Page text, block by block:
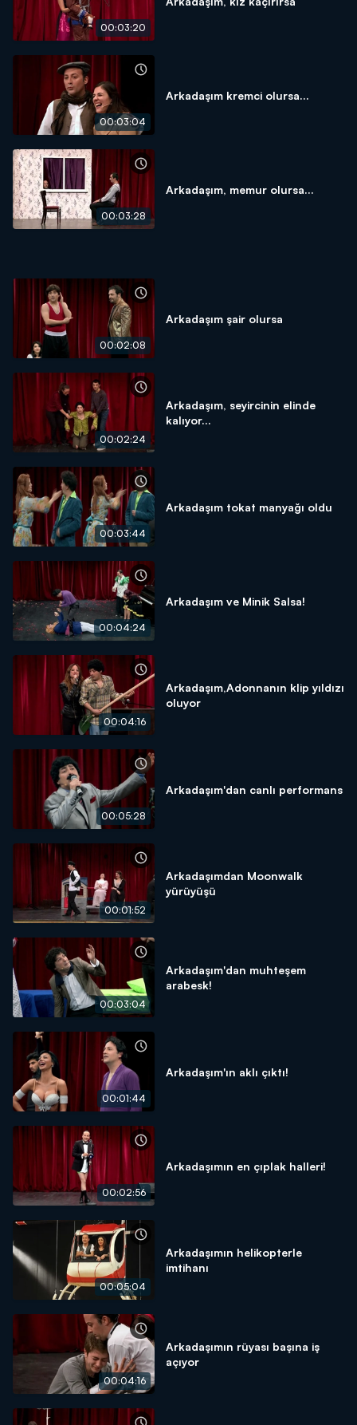
00:03:20
00:03:04
Arkadaşım kremci olursa...
00:03:28
Arkadaşım, memur olursa...
00:02:08
Arkadaşım şair olursa
00:02:24
Arkadaşım, seyircinin elinde
kalıyor...
00:03:44
Arkadaşım tokat manyağı oldu
00:04:24
Arkadaşım ve Minik Salsa!
00:04:16
Arkadaşım,Adonnanın klip yıldızı
oluyor
00:05:28
Arkadaşım'dan canlı performans
00:01:52
Arkadaşımdan Moonwalk
yürüyüşü
00:03:04
Arkadaşım'dan muhteşem
arabesk!
00:01:44
Arkadaşım'ın aklı çıktı!
00:02:56
Arkadaşımın en çıplak halleri!
00:05:04
Arkadaşımın helikopterle
imtihanı
00:04:16
Arkadaşımın rüyası başına iş
açıyor